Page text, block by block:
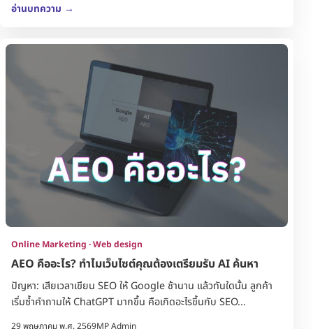
อ่านบทความ →
Online Marketing · Web design
AEO คืออะไร? ทำไมเว็บไซต์คุณต้องเตรียมรับ AI ค้นหา
ปัญหา: เสียเวลาเขียน SEO ให้ Google ช้านาน แล้วทันใดนั้น ลูกค้า
เริ่มซ้ำคำถามให้ ChatGPT มากขึ้น คือเกิดอะไรขึ้นกับ SEO...
29 พฤษภาคม พ.ศ. 2569MP Admin